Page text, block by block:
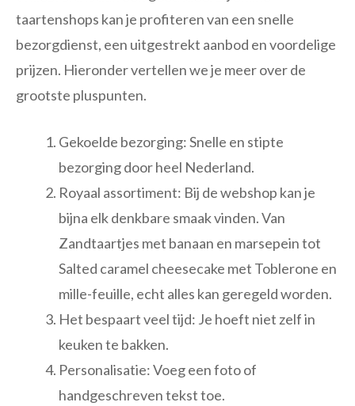
taartenshops kan je profiteren van een snelle
bezorgdienst, een uitgestrekt aanbod en voordelige
prijzen. Hieronder vertellen we je meer over de
grootste pluspunten.
Gekoelde bezorging: Snelle en stipte
bezorging door heel Nederland.
Royaal assortiment: Bij de webshop kan je
bijna elk denkbare smaak vinden. Van
Zandtaartjes met banaan en marsepein tot
Salted caramel cheesecake met Toblerone en
mille-feuille, echt alles kan geregeld worden.
Het bespaart veel tijd: Je hoeft niet zelf in
keuken te bakken.
Personalisatie: Voeg een foto of
handgeschreven tekst toe.